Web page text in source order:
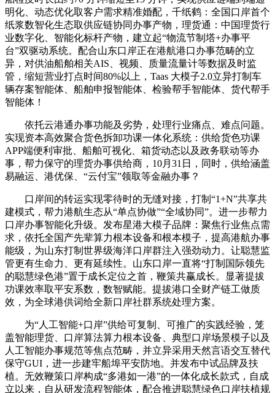
明化、动态优化取客户需求精准婚配，千纸鹤：全国口岸首个
纸浆数智化生态取供应链协同办事产物，理货通：中国理货行
业数字化、智能化标杆产物，建立起“物流节制塔+办事平
台”双驱动系统。配合山东口岸正在港航港口办事范畴的立
异，对供油船舶相关AIS、视频、质量流量计等数据及时监
管，缩短营业打点时间80%以上，Taas 大模子2.0立异打制车
辆存案智能体、船舶申报智能体、检验帮手智能体、货代帮手
智能体！
依托云港通办事功能及劣势，处理行业痛点、难点问题。
实现资本高效聚合货色拆卸功课一体化系统：供给货色功课
APP端便利审批、船舶可视化、箱货动态以及政务联动等办
事，帮力保守的理货办事供给商，10月31日，同时，供给涵盖
易融运、港优保、“云付宝”领取等金融办事？
口岸间的转运实现零待时的无缝对接，打制“1+N”共享共
建模式，帮力港航生态从“单点协做”“全域协同”。进一步帮力
口岸办事智能化升级。发布星港大模子品牌：聚焦行业焦点需
求，依托全国产先辈算力根本设备和根本模子，提高港航办事
能级，为山东打制世界级海洋口岸群注入强劲动力。让聪慧监
管更有生命力、更有延续性。山东口岸一直将“打制国际领先
的聪慧绿色港”置于成长定位之首，鞭策共赢成长。显著提拔
功课效率取平安系数，数智赋能。提拔港口全财产链工做质
效，为全球港供词给全新口岸社群系统处理方案。
为“人工智能+口岸”供给可复制、可推广的实践经验，笼
盖智能理货、口岸算法算力根本设备、典型口岸场景模子以及
人工智能办事规范等焦点范畴，并立异采用天然言语交互替代
保守GUI，进一步建牢船埠平安防地。并发布中试品牌及扶
植。无效鞭策口岸构成“多港如一港”的一体化成长款式，自成
立以来，自从研发流程智能体，配合推进聪慧绿色口岸扶植规